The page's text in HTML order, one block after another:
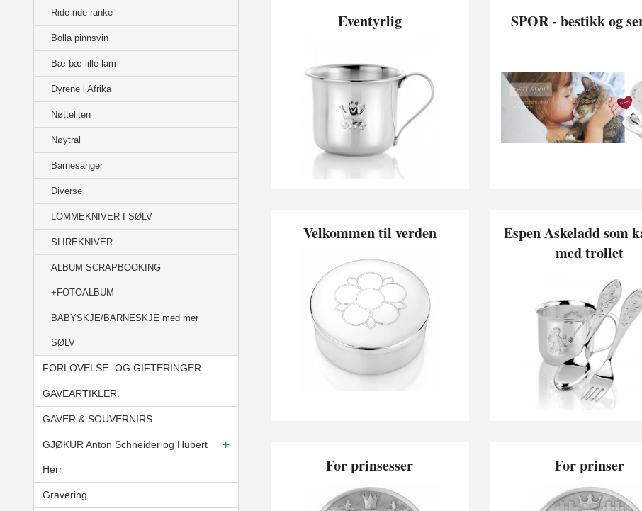
Ride ride ranke
Bolla pinnsvin
Bæ bæ lille lam
Dyrene i Afrika
Nøtteliten
Nøytral
Barnesanger
Diverse
LOMMEKNIVER I SØLV
SLIREKNIVER
ALBUM SCRAPBOOKING
+FOTOALBUM
BABYSKJE/BARNESKJE med mer
SØLV
FORLOVELSE- OG GIFTERINGER
GAVEARTIKLER.
GAVER & SOUVERNIRS
GJØKUR Anton Schneider og Hubert
Herr
Gravering
Eventyrlig SPOR - bestikk og
Velkommen til verden
Espen Askeladd som
med trollet
For prinsesser For prinser